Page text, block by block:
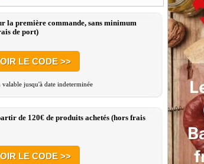
la première commande, sans minimum
de port)
LE CODE >>
valable jusqu'à date indeterminée
de 120€ de produits achetés (hors frais
LE CODE >>